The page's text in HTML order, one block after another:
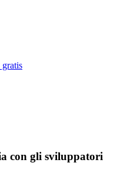
gratis
con gli sviluppatori